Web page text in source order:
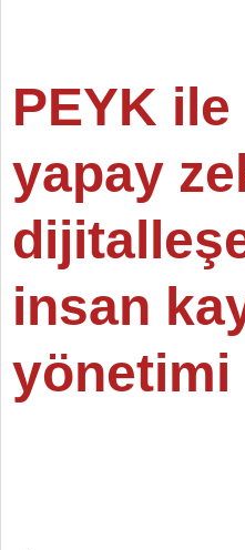
PEYK ile
yapay
insan
yönetimi